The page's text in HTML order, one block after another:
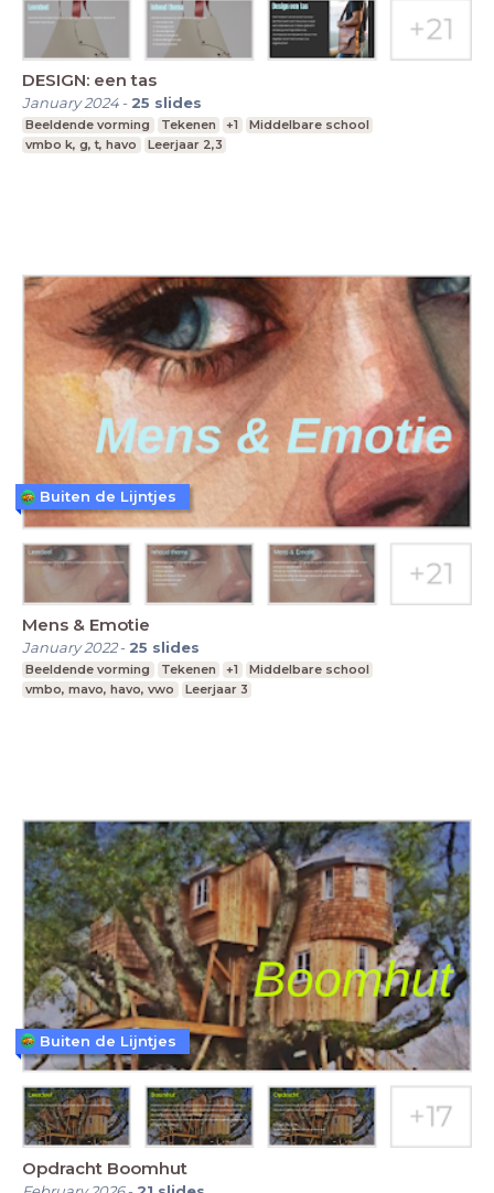
DESIGN: een tas
January 2024- 25 slides
Beeldende vorming Tekenen +1
Middelbare school
vmbo k, g, t, havo
Leerjaar 2,3
Mens & Emotie
January 2022- 25 slides
Beeldende vorming Tekenen +1
Middelbare school
vmbo, mavo, havo, vwo
Leerjaar 3
Buiten de Lijntjes
Opdracht Boomhut
Buiten de Lijntjes